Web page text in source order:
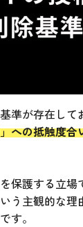
準が存在して
への抵触度合
保護する立場
う主観的な理
す。